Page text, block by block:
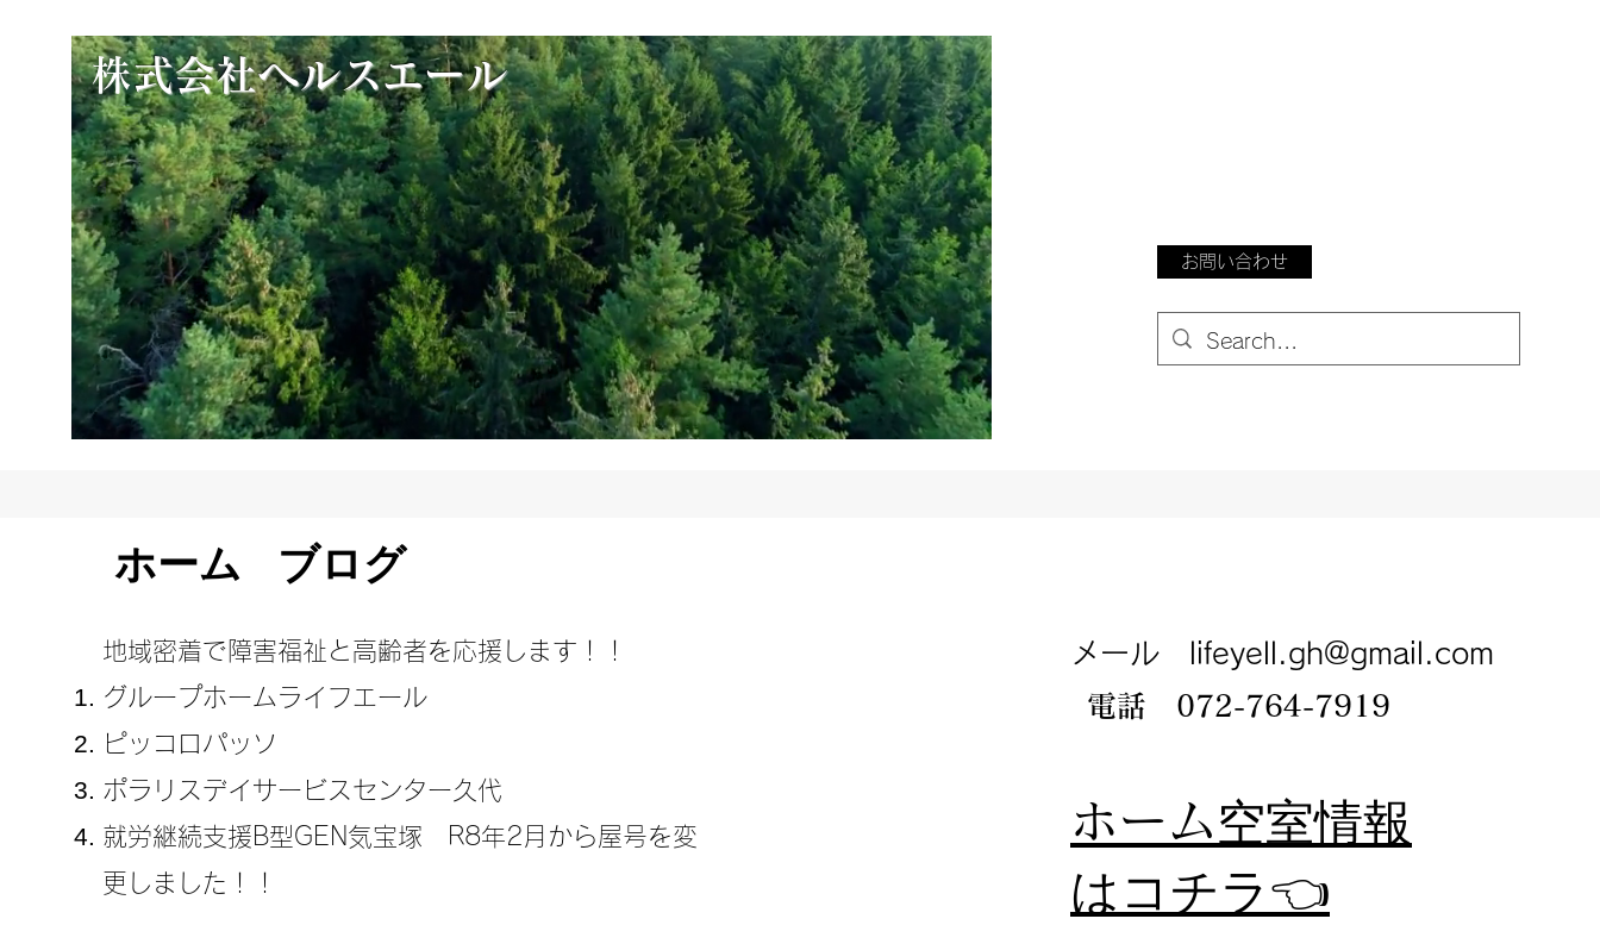
​株式会社ヘルスエール
お問い合わせ
ホーム ブログ
地域密着で障害福祉と高齢者を応援します！！
グループホームライフエール
ピッコロパッソ
ポラリスデイサービスセンター久代
​就労継続支援B型GEN気宝塚 R8年2月から屋号を変
更しました！！
メール
lifeyell.gh@gmail.com
電話 072-764-7919
​ホーム空室情報
​はコチラ👈